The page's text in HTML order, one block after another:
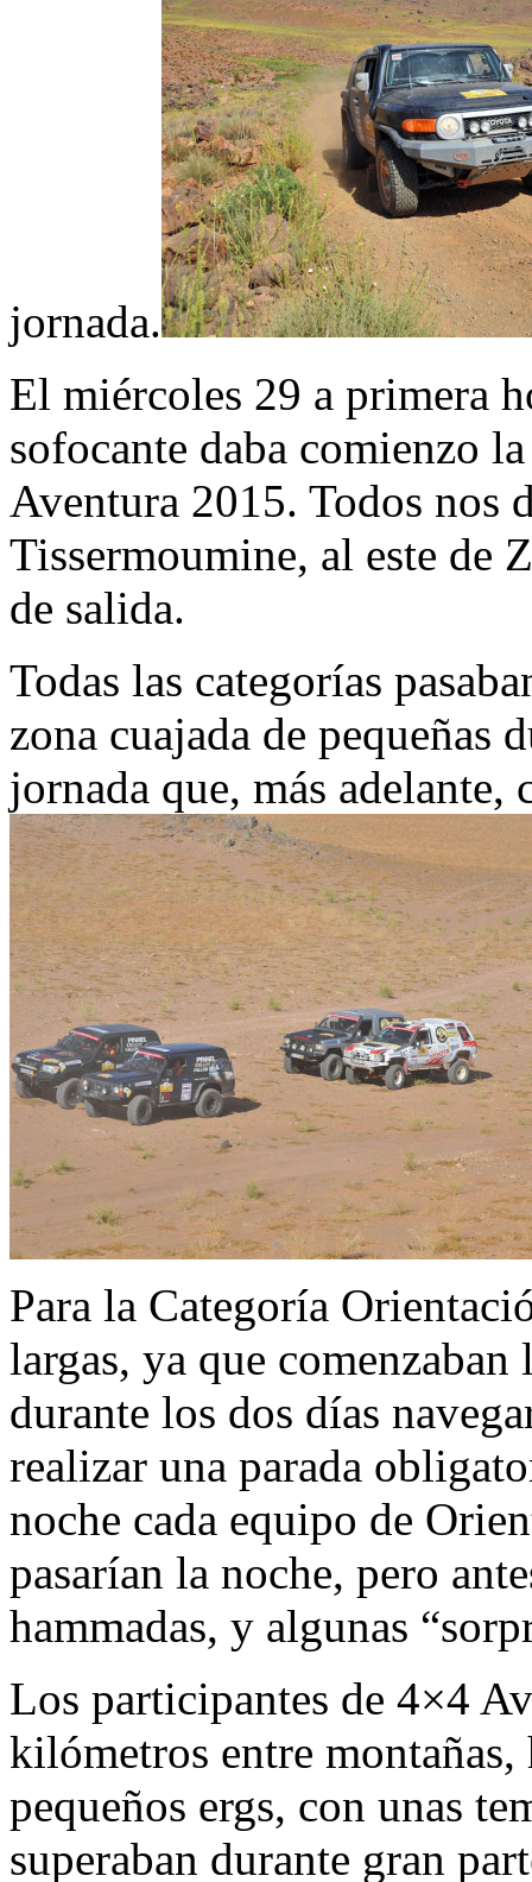
jornada.
El miércoles 29 a primera
sofocante daba comienzo
Aventura 2015. Todos nos
Tissermoumine, al este de
de salida.
Todas las categorías
zona cuajada de pequeñas
jornada que, más
Para la Categoría
largas, ya que
durante los dos días
realizar una parada
noche cada equipo de
pasarían la noche, pero
hammadas, y algunas
Los participantes de 4×4
kilómetros entre montañas,
pequeños ergs, con unas
superaban durante gran